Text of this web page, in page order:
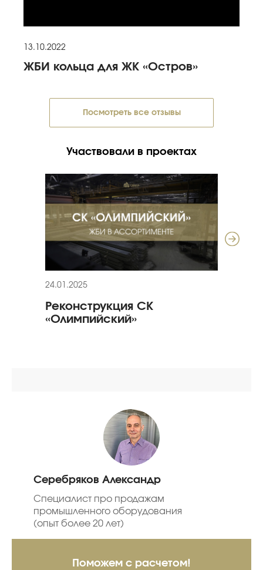
13.10.2022
ЖБИ кольца для ЖК «Остров»
Посмотреть все отзывы
Участвовали в проектах
24.01.2025
Реконструкция СК
«Олимпийский»
Серебряков Александр
Специалист про продажам
промышленного оборудования
(опыт более 20 лет)
Поможем с расчетом!